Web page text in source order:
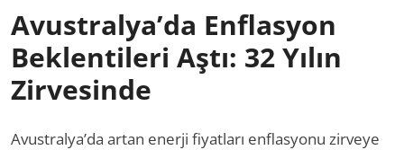
Avustralya’da Enflasyon
Beklentileri Aştı: 32 Yılın
Zirvesinde
Avustralya’da artan enerji fiyatları enflasyonu zirveye